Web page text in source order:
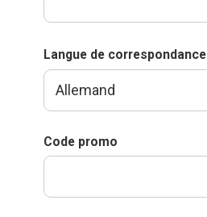
Langue de correspondance
Code promo